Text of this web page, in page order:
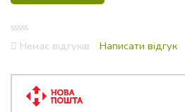
0
out
5
Немає відгуків Написати відгук